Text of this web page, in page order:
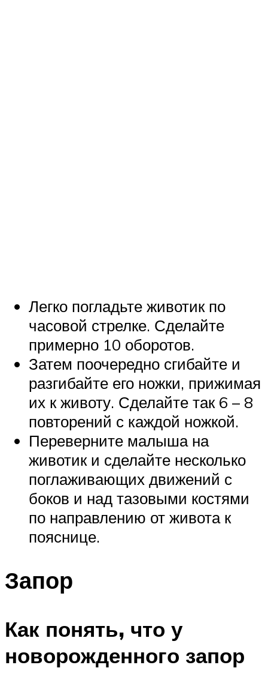
Легко погладьте животик по
часовой стрелке. Сделайте
примерно 10 оборотов.
Затем поочередно сгибайте и
разгибайте его ножки, прижимая
их к животу. Сделайте так 6 – 8
повторений с каждой ножкой.
Переверните малыша на
животик и сделайте несколько
поглаживающих движений с
боков и над тазовыми костями
по направлению от живота к
пояснице.
Запор
Как понять, что у
новорожденного запор